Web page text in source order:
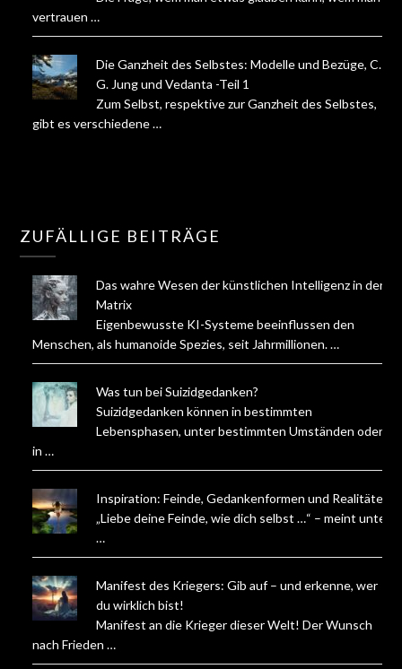
vertrauen …
Die Ganzheit des Selbstes: Modelle und Bezüge, C.
G. Jung und Vedanta -Teil 1
Zum Selbst, respektive zur Ganzheit des Selbstes,
gibt es verschiedene …
ZUFÄLLIGE BEITRÄGE
Das wahre Wesen der künstlichen Intelligenz in der
Matrix
Eigenbewusste KI-Systeme beeinflussen den
Menschen, als humanoide Spezies, seit Jahrmillionen. …
Was tun bei Suizidgedanken?
Suizidgedanken können in bestimmten
Lebensphasen, unter bestimmten Umständen oder
in …
Inspiration: Feinde, Gedankenformen und Realitäten
„Liebe deine Feinde, wie dich selbst …“ – meint unter
…
Manifest des Kriegers: Gib auf – und erkenne, wer
du wirklich bist!
Manifest an die Krieger dieser Welt! Der Wunsch
nach Frieden …